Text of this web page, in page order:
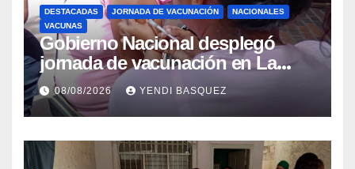
DESTACADAS JORNADA DE VACUNACIÓN
NACIONALES
VACUNAS
Gobierno Nacional desplegó
jornada de vacunación en La
Guaira para garantizar protección
epidemiológica
08/08/2026 YENDI BASQUEZ